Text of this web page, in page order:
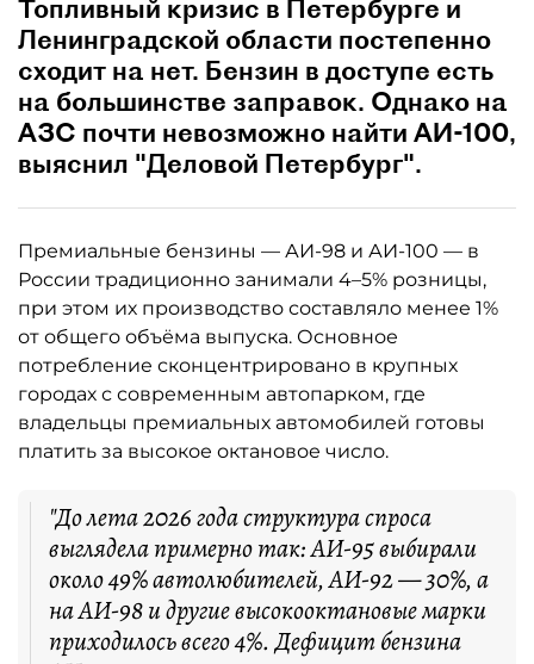
Топливный кризис в Петербурге и
Ленинградской области постепенно
сходит на нет. Бензин в доступе есть
на большинстве заправок. Однако на
АЗС почти невозможно найти АИ-100,
выяснил "Деловой Петербург".
Премиальные бензины — АИ-98 и АИ-100 — в
России традиционно занимали 4–5% розницы,
при этом их производство составляло менее 1%
от общего объёма выпуска. Основное
потребление сконцентрировано в крупных
городах с современным автопарком, где
владельцы премиальных автомобилей готовы
платить за высокое октановое число.
"До лета 2026 года структура спроса
выглядела примерно так: АИ-95 выбирали
около 49% автолюбителей, АИ-92 — 30%, а
на АИ-98 и другие высокооктановые марки
приходилось всего 4%. Дефицит бензина